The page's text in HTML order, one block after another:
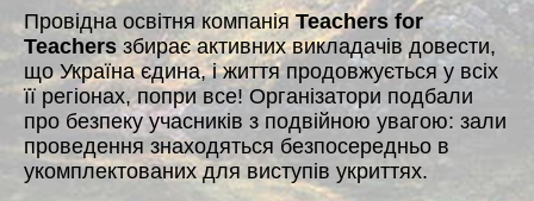
Провідна освітня компаніяTeachers for
Teachersзбирає активних викладачів довести,
що Україна єдина, і життя продовжується у всіх
її регіонах, попри все! Організатори подбали
про безпеку учасників з подвійною увагою: зали
проведення знаходяться безпосередньо в
укомплектованих для виступів укриттях.